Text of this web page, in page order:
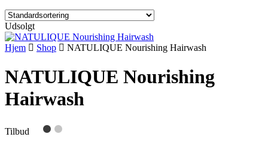
Udsolgt
Hjem Shop NATULIQUE Nourishing Hairwash
NATULIQUE Nourishing
Hairwash
Tilbud